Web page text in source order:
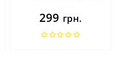
299 грн.